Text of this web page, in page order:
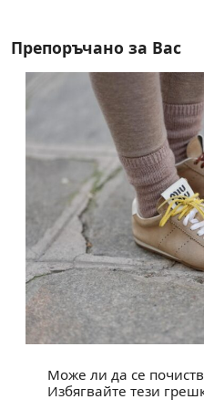
Препоръчано за Вас
Може ли да се
Избягвайте тези